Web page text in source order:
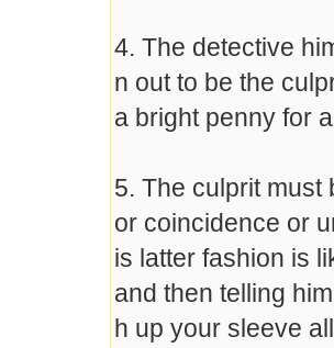
4. The detective
n out to be the
a bright penny for
5. The culprit
or coincidence or
is latter fashion is
and then telling
h up your sleeve